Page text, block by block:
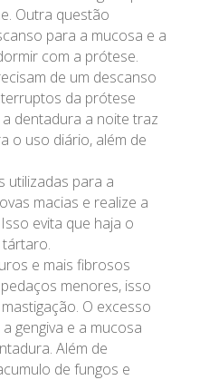
Outra questão
para a mucosa e a
com a prótese.
de um descanso
da prótese
dentadura a noite traz
o uso diário, além de
utilizadas para a
macias e realize a
evita que haja o
e mais fibrosos
menores, isso
O excesso
gengiva e a mucosa
Além de
de fungos e